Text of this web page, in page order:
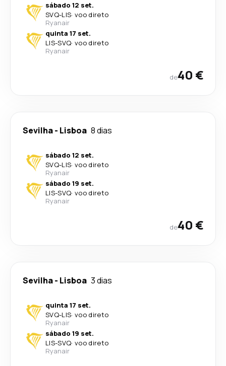
sábado 12 set.
SVQ-LIS· voo direto
Ryanair
quinta 17 set.
LIS-SVQ· voo direto
Ryanair
de40 €
Sevilha- Lisboa 8 dias
sábado 12 set.
SVQ-LIS· voo direto
Ryanair
sábado 19 set.
LIS-SVQ· voo direto
Ryanair
de40 €
Sevilha- Lisboa 3 dias
quinta 17 set.
SVQ-LIS· voo direto
Ryanair
sábado 19 set.
LIS-SVQ· voo direto
Ryanair